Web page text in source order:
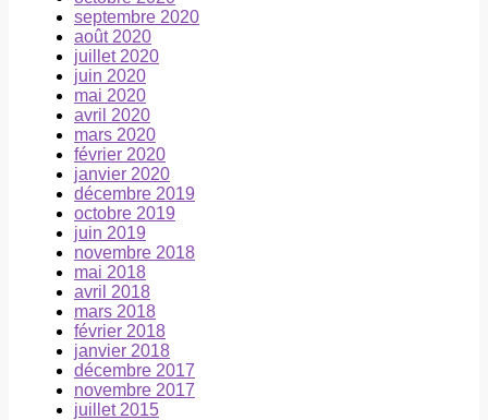
septembre 2020
août 2020
juillet 2020
juin 2020
mai 2020
avril 2020
mars 2020
février 2020
janvier 2020
décembre 2019
octobre 2019
juin 2019
novembre 2018
mai 2018
avril 2018
mars 2018
février 2018
janvier 2018
décembre 2017
novembre 2017
juillet 2015